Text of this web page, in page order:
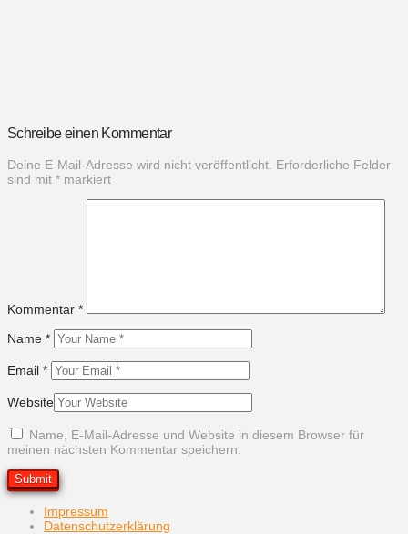
Schreibe einen Kommentar
Deine E-Mail-Adresse wird nicht veröffentlicht. Erforderliche Felder
sind mit * markiert
Kommentar *
Name *
Email *
Website
Name, E-Mail-Adresse und Website in diesem Browser für
meinen nächsten Kommentar speichern.
Impressum
Datenschutzerklärung